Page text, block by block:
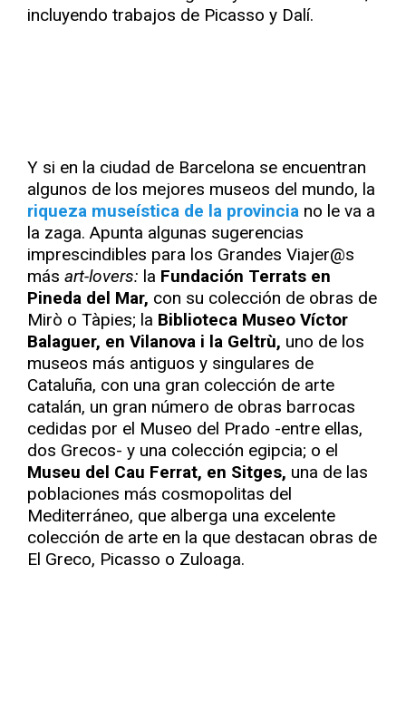
incluyendo trabajos de Picasso y Dalí.
Y si en la ciudad de Barcelona se encuentran
algunos de los mejores museos del mundo, la
riqueza museística de la provincia no le va a
la zaga. Apunta algunas sugerencias
imprescindibles para los Grandes Viajer@s
más art-lovers: la Fundación Terrats en
Pineda del Mar, con su colección de obras de
Mirò o Tàpies; la Biblioteca Museo Víctor
Balaguer, en Vilanova i la Geltrù, uno de los
museos más antiguos y singulares de
Cataluña, con una gran colección de arte
catalán, un gran número de obras barrocas
cedidas por el Museo del Prado -entre ellas,
dos Grecos- y una colección egipcia; o el
Museu del Cau Ferrat, en Sitges, una de las
poblaciones más cosmopolitas del
Mediterráneo, que alberga una excelente
colección de arte en la que destacan obras de
El Greco, Picasso o Zuloaga.